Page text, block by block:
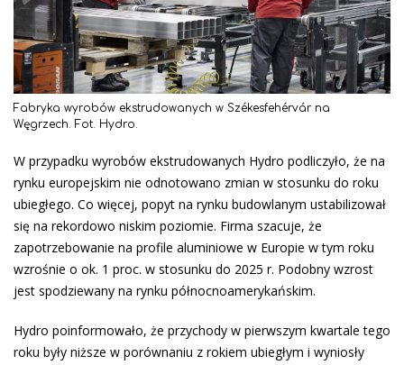
Fabryka wyrobów ekstrudowanych w Székesfehérvár na
Węgrzech. Fot. Hydro.
W przypadku wyrobów ekstrudowanych Hydro podliczyło, że na
rynku europejskim nie odnotowano zmian w stosunku do roku
ubiegłego. Co więcej, popyt na rynku budowlanym ustabilizował
się na rekordowo niskim poziomie. Firma szacuje, że
zapotrzebowanie na profile aluminiowe w Europie w tym roku
wzrośnie o ok. 1 proc. w stosunku do 2025 r. Podobny wzrost
jest spodziewany na rynku północnoamerykańskim.
Hydro poinformowało, że przychody w pierwszym kwartale tego
roku były niższe w porównaniu z rokiem ubiegłym i wyniosły